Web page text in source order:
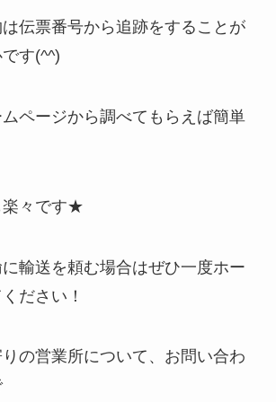
伝票番号から追跡をすることが
す(^^)
ページから調べてもらえば簡単
楽々です★
輸送を頼む場合はぜひ一度ホー
ださい！
の営業所について、お問い合わ